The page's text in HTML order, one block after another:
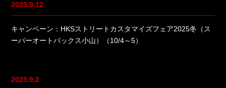
2025.9.12
キャンペーン：HKSストリートカスタマイズフェア2025冬（ス
ーパーオートバックス小山）（10/4～5）
2025.9.2